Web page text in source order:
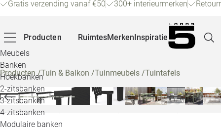
Gratis verzending vanaf €50 300+ interieurmerken
Producten
Meubels
Banken
Hoekbanken
2-zitsbanken
3-zitsbanken
4-zitsbanken
Modulaire banken
RuimtesMerkenInspiratie
Producten/Tuin & Balkon /Tuinmeubels /Tuintafels